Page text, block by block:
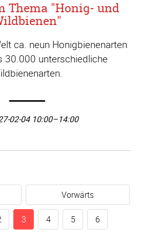
Thema "Honig- und
ca. neun Honigbienenarten
30.000 unterschiedliche
02-04 10:00–14:00
Vorwärts
3 4 5 6